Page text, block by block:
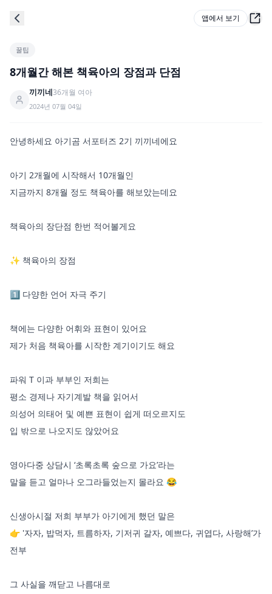
앱에서 보기
꿀팁
8개월간 해본 책육아의 장점과 단점
끼끼네36개월 여아
2024년 07월 04일
안녕하세요 아기곰 서포터즈 2기 끼끼네에요
아기 2개월에 시작해서 10개월인
지금까지 8개월 정도 책육아를 해보았는데요
책육아의 장단점 한번 적어볼게요
✨️ 책육아의 장점
1️⃣ 다양한 언어 자극 주기
책에는 다양한 어휘와 표현이 있어요
제가 처음 책육아를 시작한 계기이기도 해요
파워 T 이과 부부인 저희는
평소 경제나 자기계발 책을 읽어서
의성어 의태어 및 예쁜 표현이 쉽게 떠오르지도
입 밖으로 나오지도 않았어요
영아다중 상담시 ‘초록초록 숲으로 가요’라는
말을 듣고 얼마나 오그라들었는지 몰라요 😂
신생아시절 저희 부부가 아기에게 했던 말은
👉 '자자, 밥먹자, 트름하자, 기저귀 갈자, 예쁘다, 귀엽다, 사랑해’가
전부
그 사실을 깨닫고 나름대로